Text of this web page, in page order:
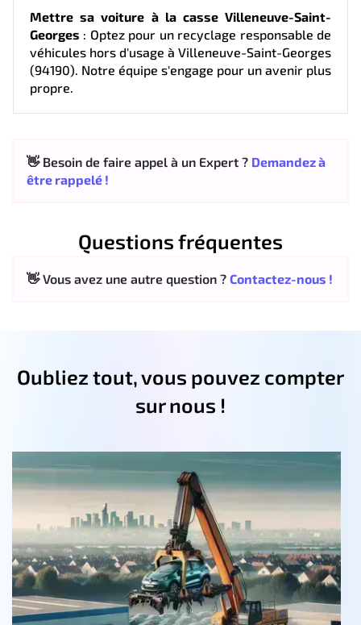
Mettre sa voiture à la casse Villeneuve-Saint-
Georges : Optez pour un recyclage responsable de
véhicules hors d'usage à Villeneuve-Saint-Georges
(94190). Notre équipe s'engage pour un avenir plus
propre.
👋 Besoin de faire appel à un Expert ? Demandez à
être rappelé !
Questions fréquentes
👋 Vous avez une autre question ? Contactez-nous !
Oubliez tout, vous pouvez compter
sur nous !